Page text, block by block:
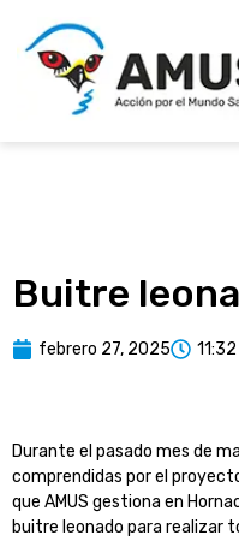
Buitre
febrero 27, 2025
Durante el pasado mes de
comprendidas por el
que AMUS gestiona en
buitre leonado para realizar